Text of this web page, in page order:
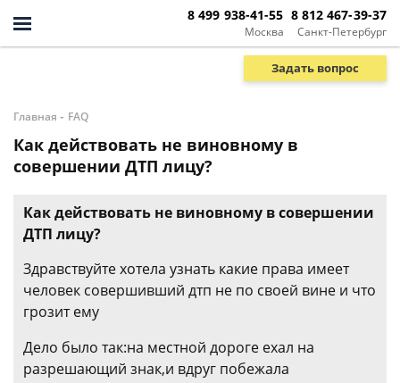
Москва
8 499 938-41-55
Санкт-Петербург
8 812 467-39-37
Задать вопрос
Главная - FAQ
Как действовать не виновному в
совершении ДТП лицу?
Как действовать не виновному в совершении
ДТП лицу?
Здравствуйте хотела узнать какие права имеет
человек совершивший дтп не по своей вине и что
грозит ему
Дело было так:на местной дороге ехал на
разрешающий знак,и вдруг побежала